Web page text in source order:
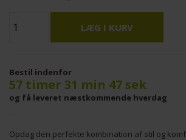
Bestil indenfor
57 timer 31 min 47 sek
og få leveret næstkommende hverdag
Opdag den perfekte kombination af stil og